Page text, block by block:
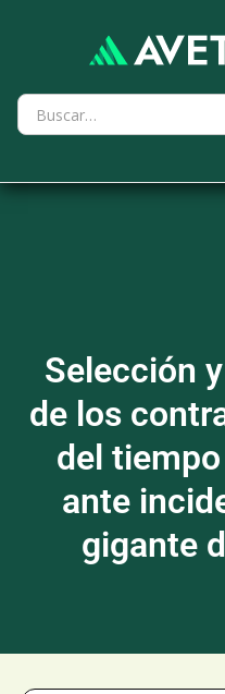
Selección
de los
del
ante
gigante